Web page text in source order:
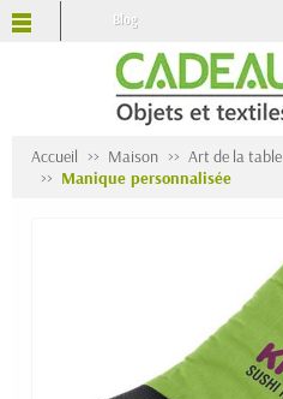
Blog
Accueil Maison Art de la table
Manique personnalisée